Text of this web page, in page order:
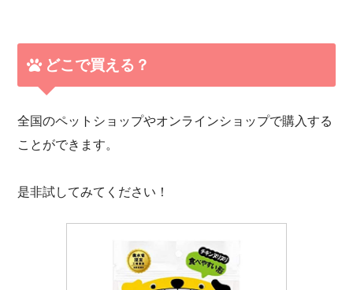
どこで買える？
全国のペットショップやオンラインショップで購入する
ことができます。
是非試してみてください！